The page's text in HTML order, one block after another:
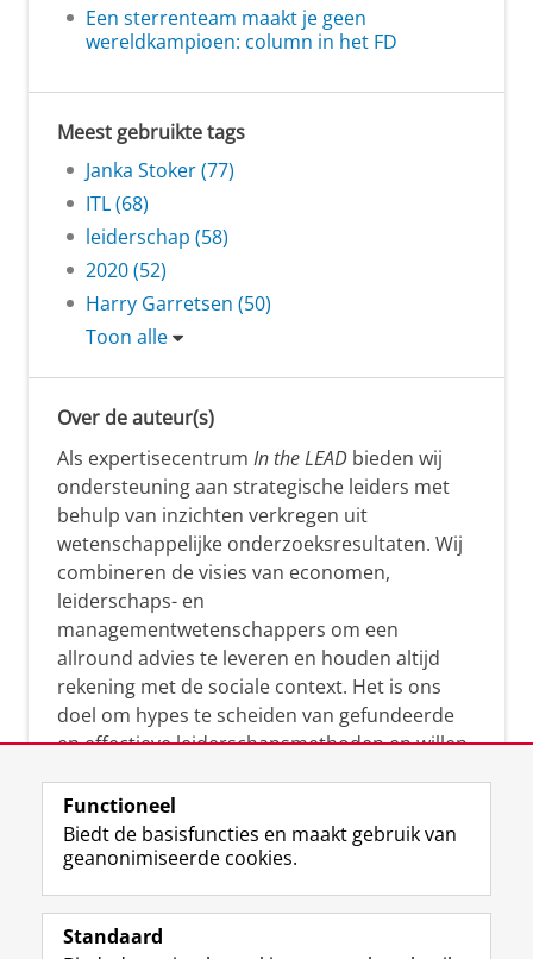
Een sterrenteam maakt je geen
wereldkampioen: column in het FD
Meest gebruikte tags
Janka Stoker (77)
ITL (68)
leiderschap (58)
2020 (52)
Harry Garretsen (50)
Toon alle
Over de auteur(s)
Als expertisecentrum In the LEAD bieden wij
ondersteuning aan strategische leiders met
behulp van inzichten verkregen uit
wetenschappelijke onderzoeksresultaten. Wij
combineren de visies van economen,
leiderschaps- en
managementwetenschappers om een
allround advies te leveren en houden altijd
rekening met de sociale context. Het is ons
doel om hypes te scheiden van gefundeerde
en effectieve leiderschapsmethoden en willen
manier te reageren op economische en
maatschappelijke kwesties. Samen tillen wij
het leiderschap in uw organisatie naar een
Functioneel
Biedt de basisfuncties en maakt gebruik van
geanonimiseerde cookies.
Standaard